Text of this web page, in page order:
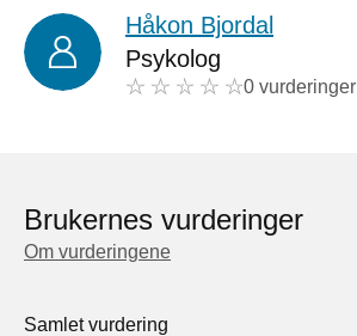
Håkon Bjordal
Psykolog
0 vurderinger
Brukernes vurderinger
Om vurderingene
Samlet vurdering